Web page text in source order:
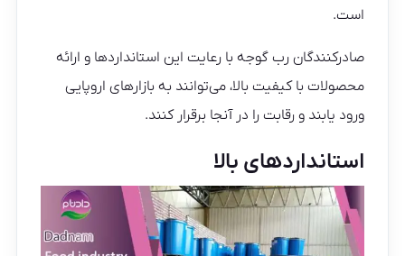
است.
صادرکنندگان رب گوجه با رعایت این استانداردها و ارائه
محصولات با کیفیت بالا، می‌توانند به بازارهای اروپایی
ورود یابند و رقابت را در آنجا برقرار کنند.
استانداردهای بالا